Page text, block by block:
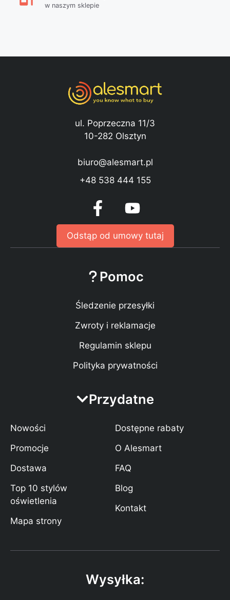
w naszym sklepie
ul. Poprzeczna 11/3
10-282 Olsztyn
biuro@alesmart.pl
+48 538 444 155
Odstąp od umowy tutaj
Pomoc
Śledzenie przesyłki
Zwroty i reklamacje
Regulamin sklepu
Polityka prywatności
Przydatne
Nowości
Promocje
Dostawa
Top 10 stylów
oświetlenia
Mapa strony
Dostępne rabaty
O Alesmart
FAQ
Blog
Kontakt
Wysyłka: